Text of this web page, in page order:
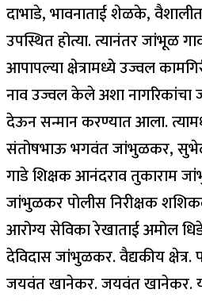
दाभाडे, भावनाताई शेळके,
उपस्थित होत्या. त्यानंतर जांभूळ
आपापल्या क्षेत्रामध्ये उज्वल
नाव उज्वल केले अशा
देऊन सन्मान करण्यात आला.
संतोषभाऊ भगवंत जांभुळकर,
गाडे शिक्षक आनंदराव तुकाराम
जांभुळकर पोलीस निरीक्षक
आरोग्य सेविका रेखाताई अमोल
देविदास जांभुळकर. वैद्यकीय क्षेत्र.
जयवंत खानेकर. जयवंत खानेकर.